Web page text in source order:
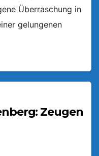
Überraschung in
gelungenen
Zeugen